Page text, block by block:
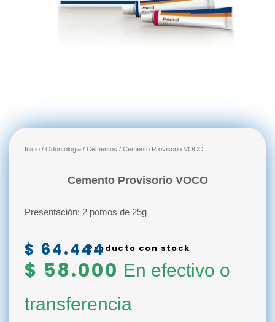
Inicio / Odontologia / Cementos / Cemento Provisorio VOCO
Cemento Provisorio VOCO
Presentación: 2 pomos de 25g
Producto con stock
$ 64.444
$ 58.000 En efectivo o
transferencia